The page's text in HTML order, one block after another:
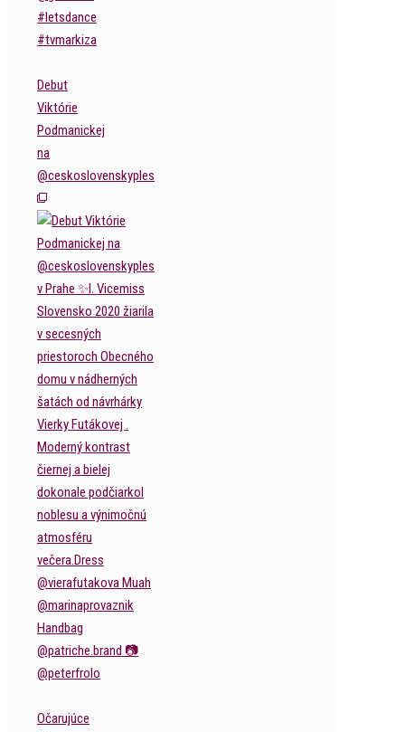
Debut
Viktórie
Podmanickej
na
@ceskoslovenskyples
Očarujúce